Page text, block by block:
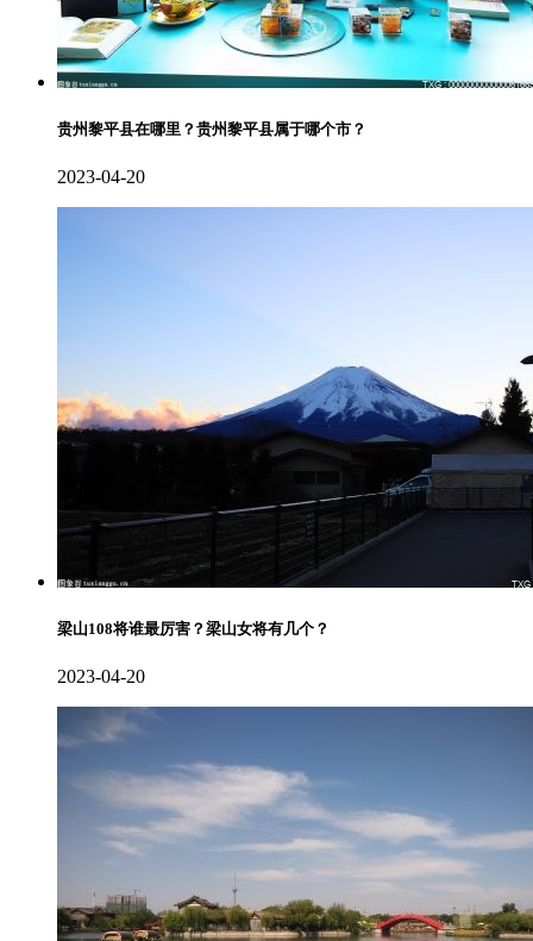
贵州黎平县在哪里？贵州黎平县属于哪个市？
2023-04-20
梁山108将谁最厉害？梁山女将有几个？
2023-04-20